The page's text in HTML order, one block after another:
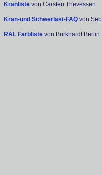
Kranliste von Carsten Thevessen
Kran-und Schwerlast-FAQ von
RAL Farbliste von Burkhardt Berlin